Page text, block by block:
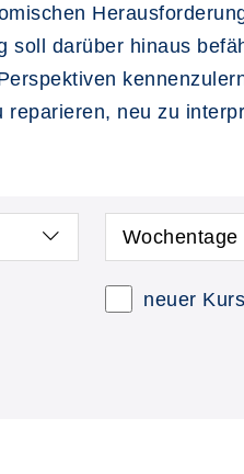
soll darüber hinaus
reparieren, neu zu
Wochentage
neuer Kurs